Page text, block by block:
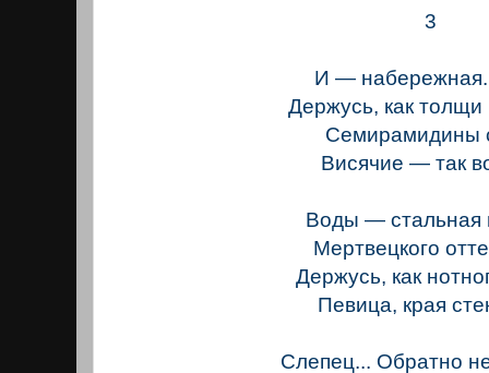
3
И —
Держусь, как толщи
Семирамидины
Висячие — так
Воды — стальная
Мертвецкого
Держусь, как
Певица, края
Слепец... Обратно